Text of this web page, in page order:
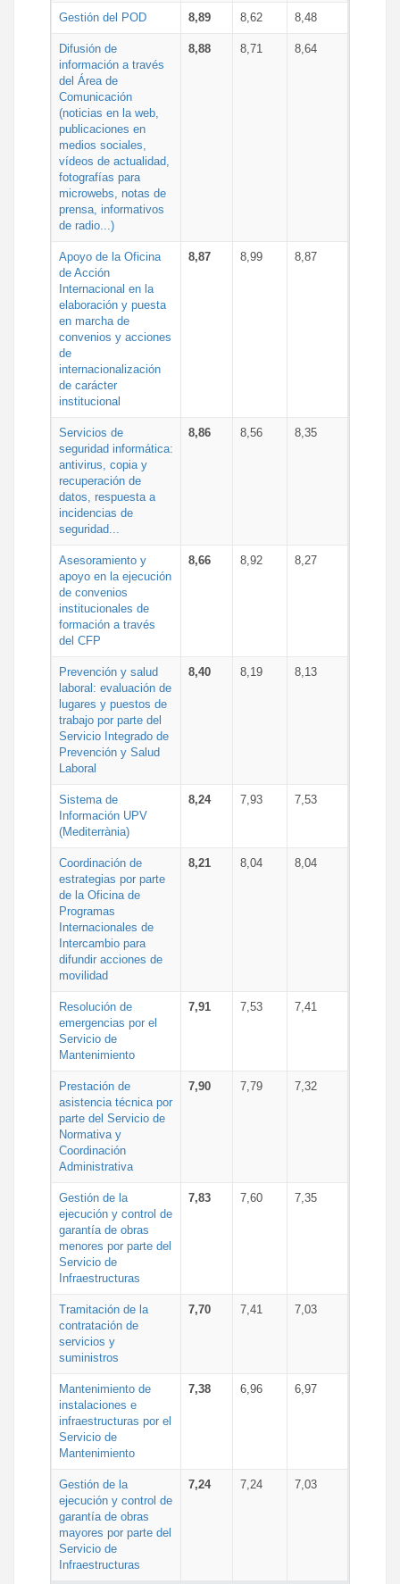
Gestión del POD 8,89 8,62 8,48
Difusión de
información a través
del Área de
Comunicación
(noticias en la web,
publicaciones en
medios sociales,
vídeos de actualidad,
fotografías para
microwebs, notas de
prensa, informativos
de radio...)
8,88 8,71 8,64
Apoyo de la Oficina
de Acción
Internacional en la
elaboración y puesta
en marcha de
convenios y acciones
de
internacionalización
de carácter
institucional
8,87 8,99 8,87
Servicios de
seguridad informática:
antivirus, copia y
recuperación de
datos, respuesta a
incidencias de
seguridad...
8,86 8,56 8,35
Asesoramiento y
apoyo en la ejecución
de convenios
institucionales de
formación a través
del CFP
8,66 8,92 8,27
Prevención y salud
laboral: evaluación de
lugares y puestos de
trabajo por parte del
Servicio Integrado de
Prevención y Salud
Laboral
8,40 8,19 8,13
Sistema de
Información UPV
(Mediterrània)
8,24 7,93 7,53
Coordinación de
estrategias por parte
de la Oficina de
Programas
Internacionales de
Intercambio para
difundir acciones de
movilidad
8,21 8,04 8,04
Resolución de
emergencias por el
Servicio de
Mantenimiento
7,91 7,53 7,41
Prestación de
asistencia técnica por
parte del Servicio de
Normativa y
Coordinación
Administrativa
7,90 7,79 7,32
Gestión de la
ejecución y control de
garantía de obras
menores por parte del
Servicio de
Infraestructuras
7,83 7,60 7,35
Tramitación de la
contratación de
servicios y
suministros
7,70 7,41 7,03
Mantenimiento de
instalaciones e
infraestructuras por el
Servicio de
Mantenimiento
7,38 6,96 6,97
Gestión de la
ejecución y control de
garantía de obras
mayores por parte del
Servicio de
Infraestructuras
7,24 7,24 7,03